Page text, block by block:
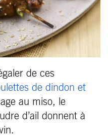
de ces
de dindon et
au miso, le
d’ail donnent à